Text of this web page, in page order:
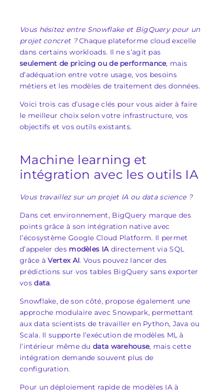
Vous hésitez entre Snowflake et BigQuery pour un
projet concret ?Chaque plateforme cloud excelle
dans certains workloads. Il ne s’agit pas
seulement de pricing ou de performance, mais
d’adéquation entre votre usage, vos besoins
métiers et les modèles de traitement des données.
Voici trois cas d’usage clés pour vous aider à faire
le meilleur choix selon votre infrastructure, vos
objectifs et vos outils existants.
Machine learning et
intégration avec les outils IA
Vous travaillez sur un projet IA ou data science ?
Dans cet environnement, BigQuery marque des
points grâce à son intégration native avec
l’écosystème Google Cloud Platform. Il permet
d’appeler des modèles IAdirectement via SQL
grâce àVertex AI. Vous pouvez lancer des
prédictions sur vos tables BigQuery sans exporter
vosdata.
Snowflake, de son côté, propose également une
approche modulaire avec Snowpark, permettant
aux data scientists de travailler en Python, Java ou
Scala. Il supporte l’exécution de modèles ML à
l’intérieur même dudata warehouse, mais cette
intégration demande souvent plus de
configuration.
Pour un déploiement rapide de modèles IA à